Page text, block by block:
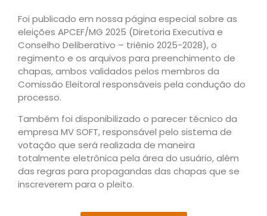
Foi publicado em nossa página especial sobre as
eleições APCEF/MG 2025 (Diretoria Executiva e
Conselho Deliberativo – triênio 2025-2028), o
regimento e os arquivos para preenchimento de
chapas, ambos validados pelos membros da
Comissão Eleitoral responsáveis pela condução do
processo.
Também foi disponibilizado o parecer técnico da
empresa MV SOFT, responsável pelo sistema de
votação que será realizada de maneira
totalmente eletrônica pela área do usuário, além
das regras para propagandas das chapas que se
inscreverem para o pleito.